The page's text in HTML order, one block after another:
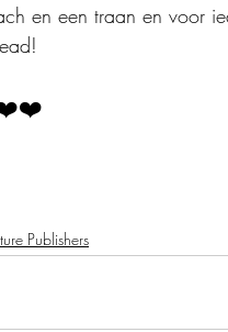
en een traan en voor
Publishers